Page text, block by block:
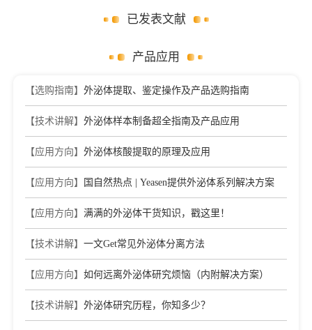
已发表文献
产品应用
【选购指南】 外泌体提取、鉴定操作及产品选购指南
【技术讲解】 外泌体样本制备超全指南及产品应用
【应用方向】 外泌体核酸提取的原理及应用
【应用方向】 国自然热点 | Yeasen提供外泌体系列解决方案
【应用方向】 满满的外泌体干货知识，戳这里！
【技术讲解】 一文Get常见外泌体分离方法
【应用方向】 如何远离外泌体研究烦恼（内附解决方案）
【技术讲解】 外泌体研究历程，你知多少？